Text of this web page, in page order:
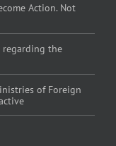
Action. Not
regarding the
of Foreign